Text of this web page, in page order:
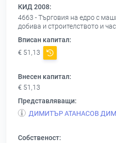
КИД 2008:
4663 - Търговия на едро с
добива и строителството и
Вписан капитал:
€ 51,13
Внесен капитал:
€ 51,13
Представляващи:
ДИМИТЪР АТАНАСОВ
Собственост: